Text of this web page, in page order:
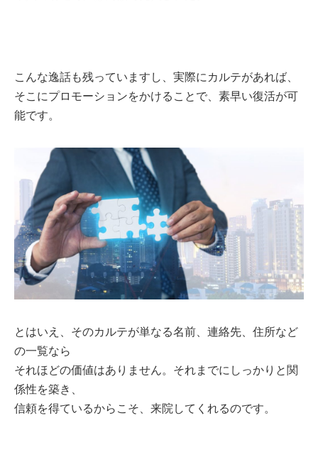
こんな逸話も残っていますし、実際にカルテがあれば、
そこにプロモーションをかけることで、素早い復活が可
能です。
とはいえ、そのカルテが単なる名前、連絡先、住所など
の一覧なら
それほどの価値はありません。それまでにしっかりと関
係性を築き、
信頼を得ているからこそ、来院してくれるのです。